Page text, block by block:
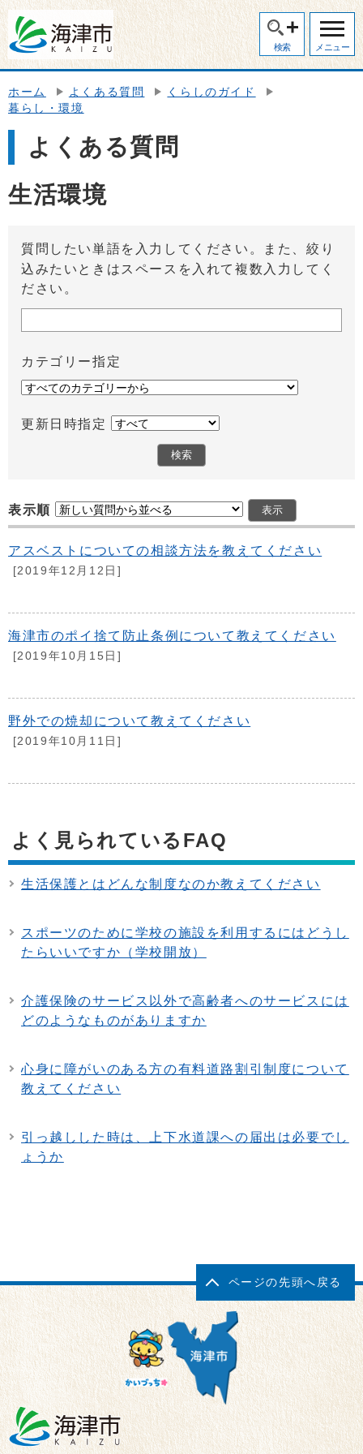
検索 メニュー
ホーム よくある質問
くらしのガイド
暮らし・環境
よくある質問
生活環境
質問したい単語を入力してください。また、絞り
込みたいときはスペースを入れて複数入力してく
ださい。
カテゴリー指定
更新日時指定
表示順
アスベストについての相談方法を教えてください
[2019年12月12日]
海津市のポイ捨て防止条例について教えてください
[2019年10月15日]
野外での焼却について教えてください
[2019年10月11日]
よく見られているFAQ
生活保護とはどんな制度なのか教えてください
スポーツのために学校の施設を利用するにはどうし
たらいいですか（学校開放）
介護保険のサービス以外で高齢者へのサービスには
どのようなものがありますか
心身に障がいのある方の有料道路割引制度について
教えてください
引っ越しした時は、上下水道課への届出は必要でし
ょうか
ページの先頭へ戻る